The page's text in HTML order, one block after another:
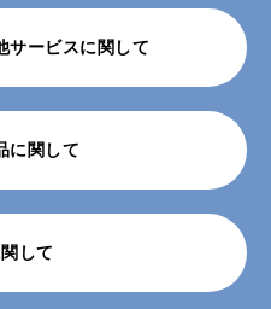
サービスに関して
に関して
して